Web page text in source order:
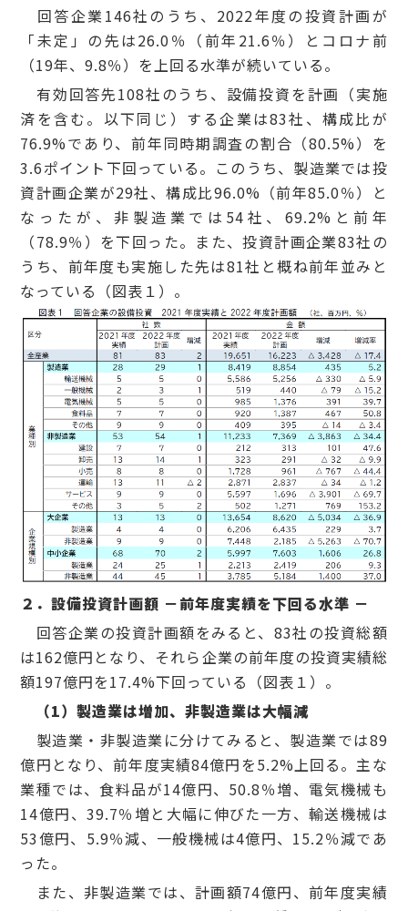
回答企業146社のうち、2022年度の投資計画が
「未定」の先は26.0％（前年21.6％）とコロナ前
（19年、9.8％）を上回る水準が続いている。
有効回答先108社のうち、設備投資を計画（実施
済を含む。以下同じ）する企業は83社、構成比が
76.9%であり、前年同時期調査の割合（80.5%）を
3.6ポイント下回っている。このうち、製造業では投
資計画企業が29社、構成比96.0%（前年85.0％）と
なったが、非製造業では54社、69.2%と前年
（78.9％）を下回った。また、投資計画企業83社の
うち、前年度も実施した先は81社と概ね前年並みと
なっている（図表１）。
２．設備投資計画額 －前年度実績を下回る水準 －
回答企業の投資計画額をみると、83社の投資総額
は162億円となり、それら企業の前年度の投資実績総
額197億円を17.4%下回っている（図表１）。
（1）製造業は増加、非製造業は大幅減
製造業・非製造業に分けてみると、製造業では89
億円となり、前年度実績84億円を5.2%上回る。主な
業種では、食料品が14億円、50.8％増、電気機械も
14億円、39.7％増と大幅に伸びた一方、輸送機械は
53億円、5.9％減、一般機械は4億円、15.2％減であ
った。
また、非製造業では、計画額74億円、前年度実績